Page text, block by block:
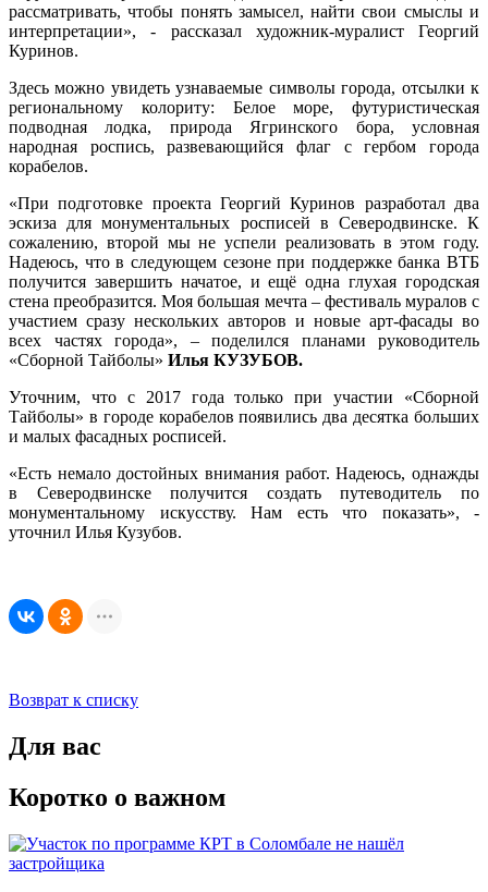
рассматривать, чтобы понять замысел, найти свои смыслы и
интерпретации», - рассказал художник-муралист Георгий
Куринов.
Здесь можно увидеть узнаваемые символы города, отсылки к
региональному колориту: Белое море, футуристическая
подводная лодка, природа Ягринского бора, условная
народная роспись, развевающийся флаг с гербом города
корабелов.
«При подготовке проекта Георгий Куринов разработал два
эскиза для монументальных росписей в Северодвинске. К
сожалению, второй мы не успели реализовать в этом году.
Надеюсь, что в следующем сезоне при поддержке банка ВТБ
получится завершить начатое, и ещё одна глухая городская
стена преобразится. Моя большая мечта – фестиваль муралов с
участием сразу нескольких авторов и новые арт-фасады во
всех частях города», – поделился планами руководитель
«Сборной Тайболы» Илья КУЗУБОВ.
Уточним, что с 2017 года только при участии «Сборной
Тайболы» в городе корабелов появились два десятка больших
и малых фасадных росписей.
«Есть немало достойных внимания работ. Надеюсь, однажды
в Северодвинске получится создать путеводитель по
монументальному искусству. Нам есть что показать», -
уточнил Илья Кузубов.
Возврат к списку
Для вас
Коротко о важном